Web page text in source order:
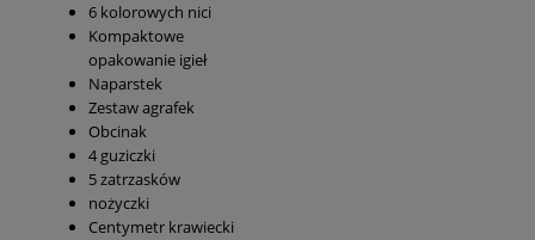
6 kolorowych nici
Kompaktowe
opakowanie igieł
Naparstek
Zestaw agrafek
Obcinak
4 guziczki
5 zatrzasków
nożyczki
Centymetr krawiecki